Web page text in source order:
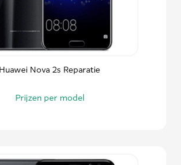
Huawei Nova 2s Reparatie
Prijzen per model